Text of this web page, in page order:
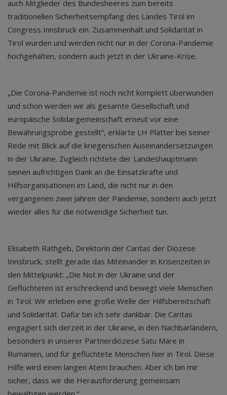
auch Mitglieder des Bundesheeres zum bereits
traditionellen Sicherheitsempfang des Landes Tirol im
Congress Innsbruck ein. Zusammenhalt und Solidarität in
Tirol wurden und werden nicht nur in der Corona-Pandemie
hochgehalten, sondern auch jetzt in der Ukraine-Krise.
„Die Corona-Pandemie ist noch nicht komplett überwunden
und schon werden wir als gesamte Gesellschaft und
europäische Solidargemeinschaft erneut vor eine
Bewährungsprobe gestellt“, erklärte LH Platter bei seiner
Rede mit Blick auf die kriegerischen Auseinandersetzungen
in der Ukraine. Zugleich richtete der Landeshauptmann
seinen aufrichtigen Dank an die Einsatzkräfte und
Hilfsorganisationen im Land, die nicht nur in den
vergangenen zwei Jahren der Pandemie, sondern auch jetzt
wieder alles für die notwendige Sicherheit tun.
Elisabeth Rathgeb, Direktorin der Caritas der Diözese
Innsbruck, stellt gerade das Miteinander in Krisenzeiten in
den Mittelpunkt: „Die Not in der Ukraine und der
Geflüchteten ist erschreckend und bewegt viele Menschen
in Tirol. Wir erleben eine große Welle der Hilfsbereitschaft
und Solidarität. Dafür bin ich sehr dankbar. Die Caritas
engagiert sich derzeit in der Ukraine, in den Nachbarländern,
besonders in unserer Partnerdiözese Satu Mare in
Rumänien, und für geflüchtete Menschen hier in Tirol. Diese
Hilfe wird einen langen Atem brauchen. Aber ich bin mir
sicher, dass wir die Herausforderung gemeinsam